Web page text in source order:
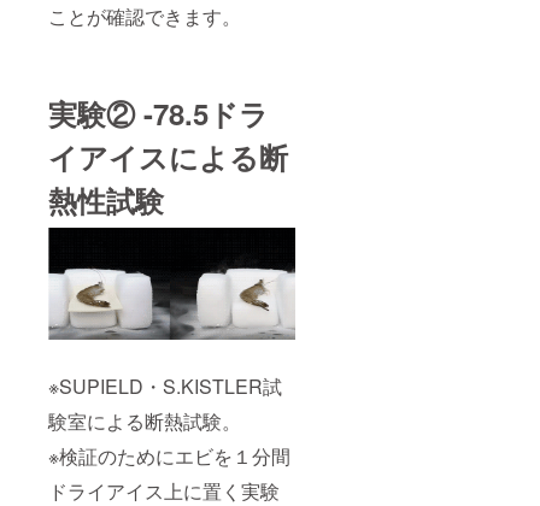
ことが確認できます。
実験② -78.5ドラ
イアイスによる断
熱性試験
※SUPIELD・S.KISTLER試
験室による断熱試験。
※検証のためにエビを１分間
ドライアイス上に置く実験